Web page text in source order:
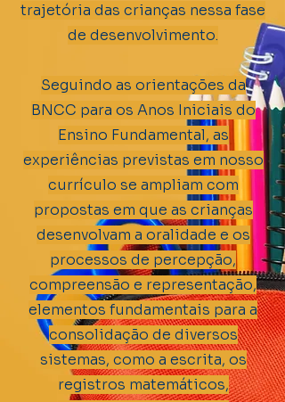
trajetória das crianças nessa fase
de desenvolvimento.
Seguindo as orientações da
BNCC para os Anos Iniciais do
Ensino Fundamental, as
experiências previstas em nosso
currículo se ampliam com
propostas em que as crianças
desenvolvam a oralidade e os
processos de percepção,
compreensão e representação,
elementos fundamentais para a
consolidação de diversos
sistemas, como a escrita, os
registros matemáticos,